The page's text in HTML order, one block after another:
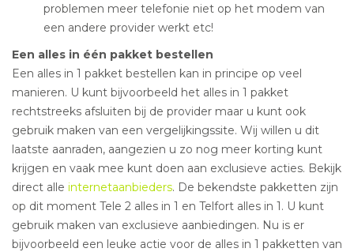
problemen meer telefonie niet op het modem van
een andere provider werkt etc!
Een alles in één pakket bestellen
Een alles in 1 pakket bestellen kan in principe op veel
manieren. U kunt bijvoorbeeld het alles in 1 pakket
rechtstreeks afsluiten bij de provider maar u kunt ook
gebruik maken van een vergelijkingssite. Wij willen u dit
laatste aanraden, aangezien u zo nog meer korting kunt
krijgen en vaak mee kunt doen aan exclusieve acties. Bekijk
direct alle internetaanbieders. De bekendste pakketten zijn
op dit moment Tele 2 alles in 1 en Telfort alles in 1. U kunt
gebruik maken van exclusieve aanbiedingen. Nu is er
bijvoorbeeld een leuke actie voor de alles in 1 pakketten van